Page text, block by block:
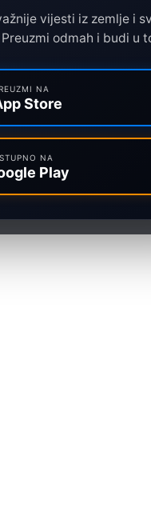
vijesti iz zemlje i
odmah i budi u
NA
Store
NA
Play